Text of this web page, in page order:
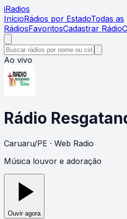
iRadios
InícioRádios por EstadoTodas as
RádiosFavoritosCadastrar Rádio
Ao vivo
Rádio
Caruaru/PE · Web Radio
Música louvor e adoração
Ouvir agora